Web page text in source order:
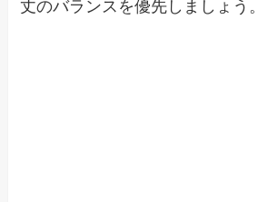
丈のバランスを優先しましょう。